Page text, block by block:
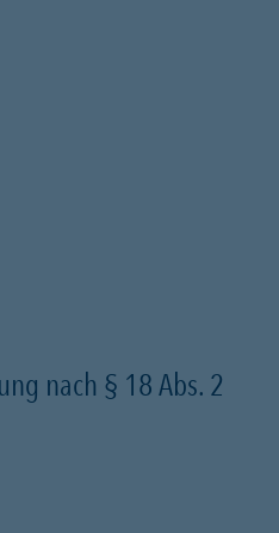
nach § 18 Abs. 2